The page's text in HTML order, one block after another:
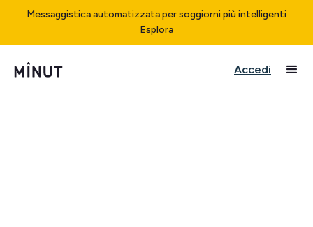
Messaggistica automatizzata per soggiorni più intelligenti
Esplora
Accedi